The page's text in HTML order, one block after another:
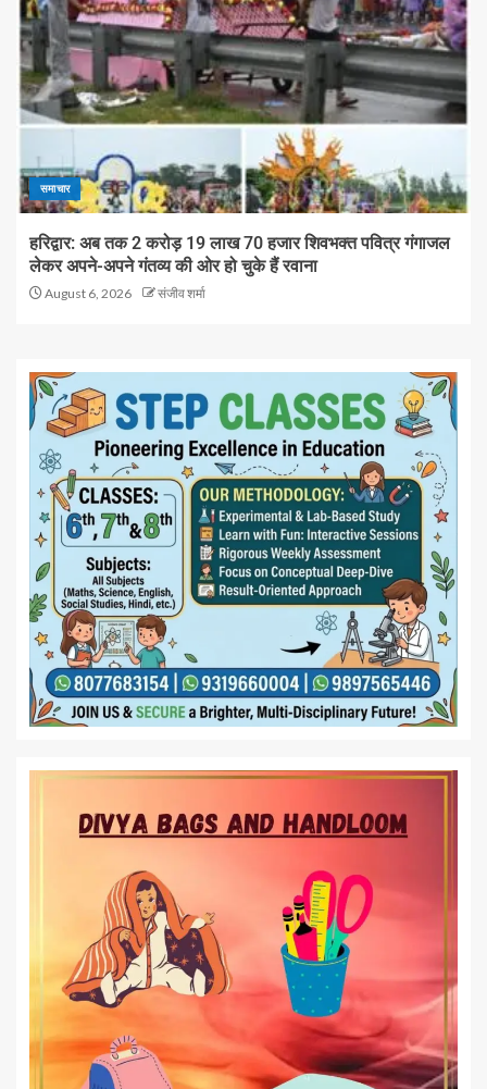
समाचार
हरिद्वार: अब तक 2 करोड़ 19 लाख 70 हजार शिवभक्त पवित्र गंगाजल
लेकर अपने-अपने गंतव्य की ओर हो चुके हैं रवाना
August 6, 2026 संजीव शर्मा